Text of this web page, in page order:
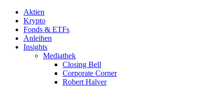
Aktien
Krypto
Fonds & ETFs
Anleihen
Insights
Mediathek
Closing Bell
Corporate Corner
Robert Halver